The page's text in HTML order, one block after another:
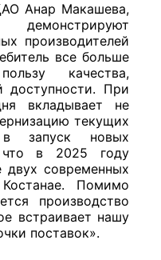
Анар Макашева,
демонстрируют
производителей
все больше
качества,
доступности. При
вкладывает не
текущих
запуск новых
в 2025 году
двух современных
Помимо
производство
встраивает нашу
поставок».